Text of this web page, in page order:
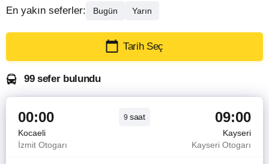
En yakın seferler: Bugün Yarın
Tarih Seç
99 sefer bulundu
00:00 9 saat 09:00
Kocaeli
Kayseri
İzmit Otogarı
Kayseri Otogarı